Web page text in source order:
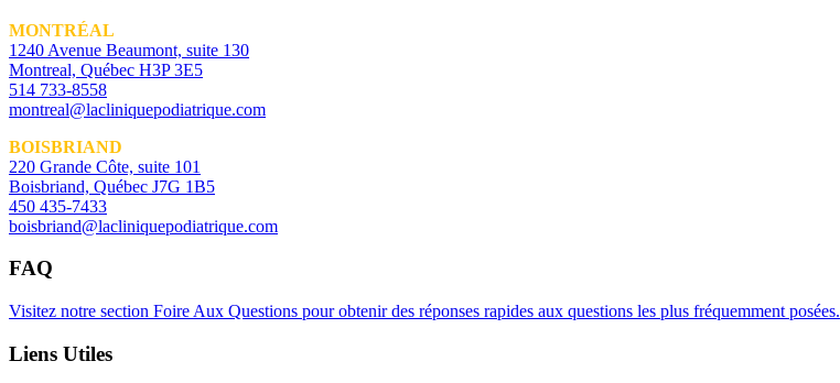
MONTRÉAL
1240 Avenue Beaumont, suite 130
Montreal, Québec H3P 3E5
514 733-8558
montreal@lacliniquepodiatrique.com
BOISBRIAND
220 Grande Côte, suite 101
Boisbriand, Québec J7G 1B5
450 435-7433
boisbriand@lacliniquepodiatrique.com
FAQ
Visitez notre section Foire Aux Questions pour obtenir des réponses rapides aux questions les plus fréquemment posées.
Liens Utiles